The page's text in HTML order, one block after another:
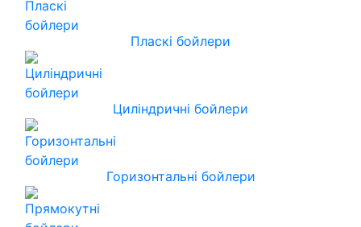
Пласкі бойлери
Циліндричні бойлери
Горизонтальні бойлери